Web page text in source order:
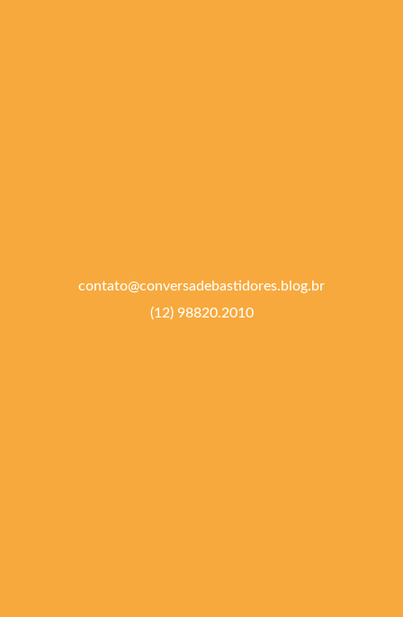
contato@conversadebastidores.blog.br
(12) 98820.2010